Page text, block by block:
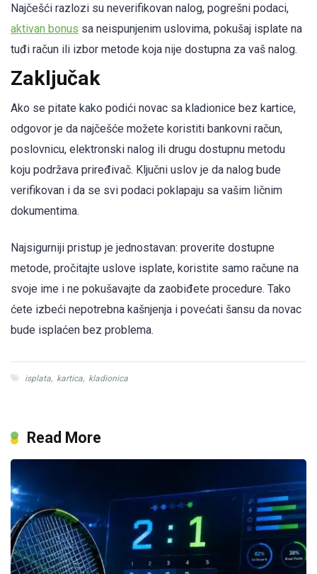
Najčešći razlozi su neverifikovan nalog, pogrešni podaci,
aktivan bonus sa neispunjenim uslovima, pokušaj isplate na
tuđi račun ili izbor metode koja nije dostupna za vaš nalog.
Zaključak
Ako se pitate kako podići novac sa kladionice bez kartice,
odgovor je da najčešće možete koristiti bankovni račun,
poslovnicu, elektronski nalog ili drugu dostupnu metodu
koju podržava priređivač. Ključni uslov je da nalog bude
verifikovan i da se svi podaci poklapaju sa vašim ličnim
dokumentima.
Najsigurniji pristup je jednostavan: proverite dostupne
metode, pročitajte uslove isplate, koristite samo račune na
svoje ime i ne pokušavajte da zaobiđete procedure. Tako
ćete izbeći nepotrebna kašnjenja i povećati šansu da novac
bude isplaćen bez problema.
isplata, kartica, kladionica
Read More